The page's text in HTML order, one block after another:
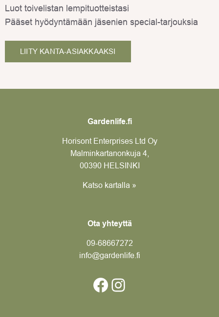
Luot toivelistan lempituotteistasi
Pääset hyödyntämään jäsenien special-tarjouksia
LIITY KANTA-ASIAKKAAKSI
Gardenlife.fi
Horisont Enterprises Ltd Oy
Malminkartanonkuja 4,
00390 HELSINKI
Katso kartalla »
Ota yhteyttä
09-68667272
info@gardenlife.fi
Facebook
Instagram